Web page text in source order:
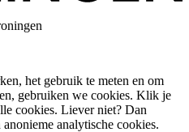
het gebruik te meten en om
gebruiken we cookies. Klik je
cookies. Liever niet? Dan
analytische cookies.